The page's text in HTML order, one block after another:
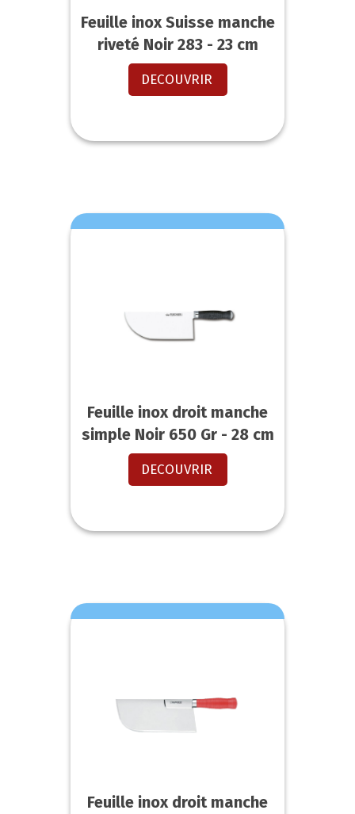
Feuille inox Suisse manche
riveté Noir 283 - 23 cm
DECOUVRIR
Feuille inox droit manche
simple Noir 650 Gr - 28 cm
DECOUVRIR
Feuille inox droit manche